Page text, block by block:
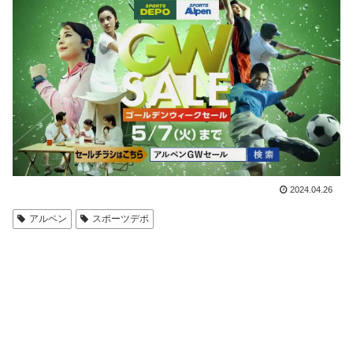
2024.04.26
アルペン スポーツデポ